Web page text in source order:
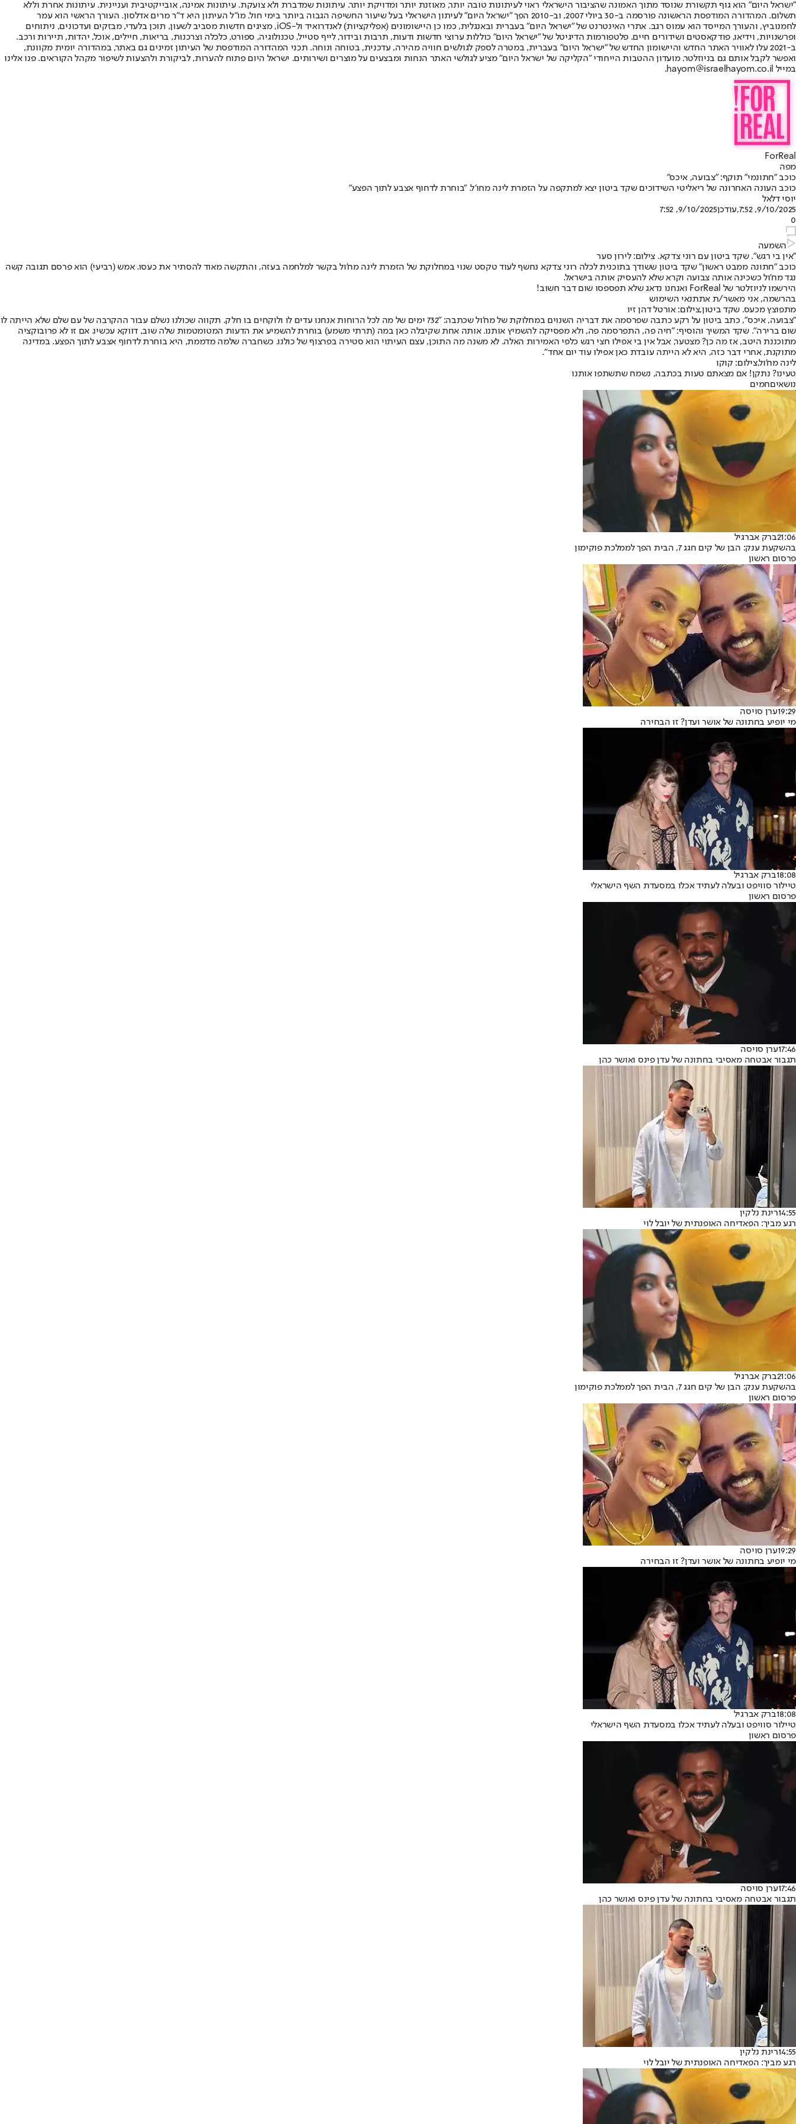
"ישראל היום" הוא גוף תקשורת שנוסד מתוך האמונה שהציבור הישראלי ראוי לעיתונות טובה יותר, מאוזנת יותר ומדויקת יותר. עיתונות שמדברת ולא צועקת. עיתונות אמינה, אובייקטיבית ועניינית. עיתונות אחרת וללא
תשלום. המהדורה המודפסת הראשונה פורסמה ב-30 ביולי 2007, וב-2010 הפך "ישראל היום" לעיתון הישראלי בעל שיעור החשיפה הגבוה ביותר בימי חול. מו"ל העיתון היא ד"ר מרים אדלסון. העורך הראשי הוא עמר
לחמנוביץ, והעורך המייסד הוא עמוס רגב. אתרי האינטרנט של "ישראל היום" בעברית ובאנגלית, כמו כן היישומונים (אפליקציות) לאנדרואיד ול-iOS, מציגים חדשות מסביב לשעון, תוכן בלעדי, מבזקים ועדכונים, ניתוחים
ופרשנויות, וידיאו, פודקאסטים ושידורים חיים. פלטפורמות הדיגיטל של "ישראל היום" כוללות ערוצי חדשות ודעות, תרבות ובידור, לייף סטייל, טכנולוגיה, ספורט, כלכלה וצרכנות, בריאות, חיילים, אוכל, יהדות, תיירות ורכב.
ב-2021 עלו לאוויר האתר החדש והיישומון החדש של "ישראל היום" בעברית, במטרה לספק לגולשים חוויה מהירה, עדכנית, בטוחה ונוחה. תכני המהדורה המודפסת של העיתון זמינים גם באתר, במהדורה יומית מקוונת,
ואפשר לקבל אותם גם בניוזלטר. מועדון ההטבות הייחודי "הקליקה של ישראל היום" מציע לגולשי האתר הנחות ומבצעים על מוצרים ושירותים. ישראל היום פתוח להערות, לביקורת ולהצעות לשיפור מקהל הקוראים. פנו אלינו
במייל hayom@israelhayom.co.il.
ForReal
מפה
כוכב "חתונמי" תוקף: "צבועה, איכס"
כוכב העונה האחרונה של ריאליטי השידוכים שקד ביטון יצא למתקפה על הזמרת לינה מחו'ל. "בוחרת לדחוף אצבע לתוך הפצע"
יוסי דלאל
9/10/2025, 7:52
,עודכן9/10/2025, 7:52
0
השמעה
"אין בי רגש". שקד ביטון עם רוני צדקא. צילום: לירון סער
כוכב "חתונה ממבט ראשון" שקד ביטון ששודך בתוכנית לכלה רוני צדקא נחשף לעוד טקסט שנוי במחלוקת של הזמרת לינה מח'ול בקשר למלחמה בעזה, והתקשה מאוד להסתיר את כעסו. אמש (רביעי) הוא פרסם תגובה קשה
נגד מח'ול כשכינה אותה צבועה וקרא שלא להעסיק אותה בישראל.
הירשמו לניוזלטר של ForReal ואנחנו נדאג שלא תפספסו שום דבר חשוב!
בהרשמה, אני מאשר/ת אתתנאי השימוש
מתפוצץ מכעס. שקד ביטון,צילום: אורטל דהן זיו
"צבועה, איכס", כתב ביטון על רקע כתבה שפרסמה את דבריה השנוים במחלוקת של מח'ול שכתבה: "732 ימים של מה לכל הרוחות אנחנו עדים לו ולוקחים בו חלק. תקווה שכולנו נשלם עבור ההקרבה של עם שלם שלא הייתה לו
שום ברירה". שקד המשיך והוסיף: "חיה פה, התפרסמה פה, ולא מפסיקה להשמיץ אותנו. אותה אחת שקיבלה כאן במה (תרתי משמע) בוחרת להשמיע את הדעות המטומטמות שלה שוב, דווקא עכשיו. אם זו לא פרובוקציה
מתוכננת היטב, אז מה כן? מצטער, אבל אין בי אפילו חצי רגש כלפי האמירות האלה. לא משנה מה התוכן, עצם העיתוי הוא סטירה בפרצוף של כולנו. כשחברה שלמה מדממת, היא בוחרת לדחוף אצבע לתוך הפצע. במדינה
מתוקנת, אחרי דבר כזה, היא לא הייתה עובדת כאן אפילו עוד יום אחד".
לינה מח'ול,צילום: קוקו
טעינו? נתקן! אם מצאתם טעות בכתבה, נשמח שתשתפו אותנו
נושאיםחמים
21:06ברק אברגיל
בהשקעת ענק: הבן של קים חגג 7, הבית הפך לממלכת פוקימון
פרסום ראשון
19:29ערן סויסה
מי יופיע בחתונה של אושר ועדן? זו הבחירה
18:08ברק אברגיל
טיילור סוויפט ובעלה לעתיד אכלו במסעדת השף הישראלי
פרסום ראשון
17:46ערן סויסה
תגבור אבטחה מאסיבי בחתונה של עדן פינס ואושר כהן
14:55רינת נלקין
רגע מביך: הפאדיחה האופנתית של יובל לוי
21:06ברק אברגיל
בהשקעת ענק: הבן של קים חגג 7, הבית הפך לממלכת פוקימון
פרסום ראשון
19:29ערן סויסה
מי יופיע בחתונה של אושר ועדן? זו הבחירה
18:08ברק אברגיל
טיילור סוויפט ובעלה לעתיד אכלו במסעדת השף הישראלי
פרסום ראשון
17:46ערן סויסה
תגבור אבטחה מאסיבי בחתונה של עדן פינס ואושר כהן
14:55רינת נלקין
רגע מביך: הפאדיחה האופנתית של יובל לוי